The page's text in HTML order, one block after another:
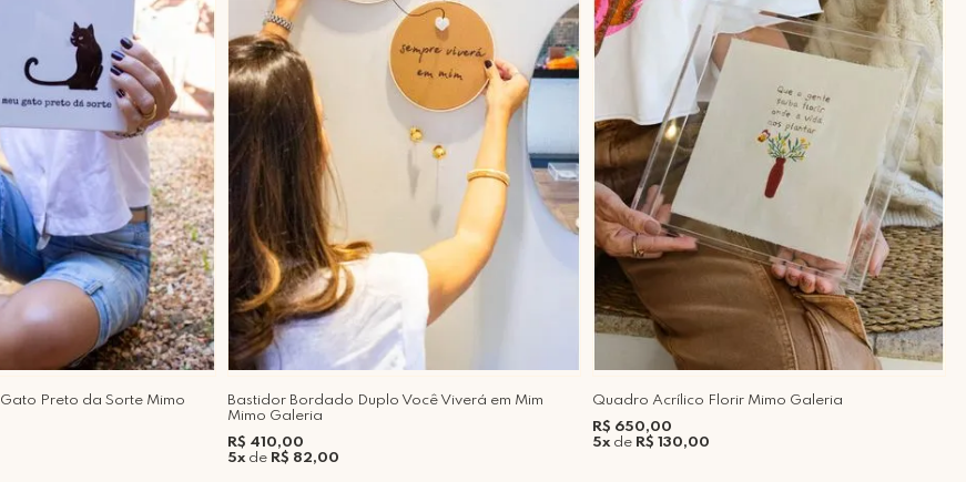
Preto da Sorte Mimo
Bastidor Bordado Duplo Você Viverá em Mim
Mimo Galeria
R$ 410,00
5xde R$ 82,00
Quadro Acrílico Florir Mimo Galeria
R$ 650,00
5xde R$ 130,00